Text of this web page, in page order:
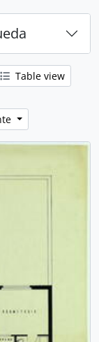
Table view